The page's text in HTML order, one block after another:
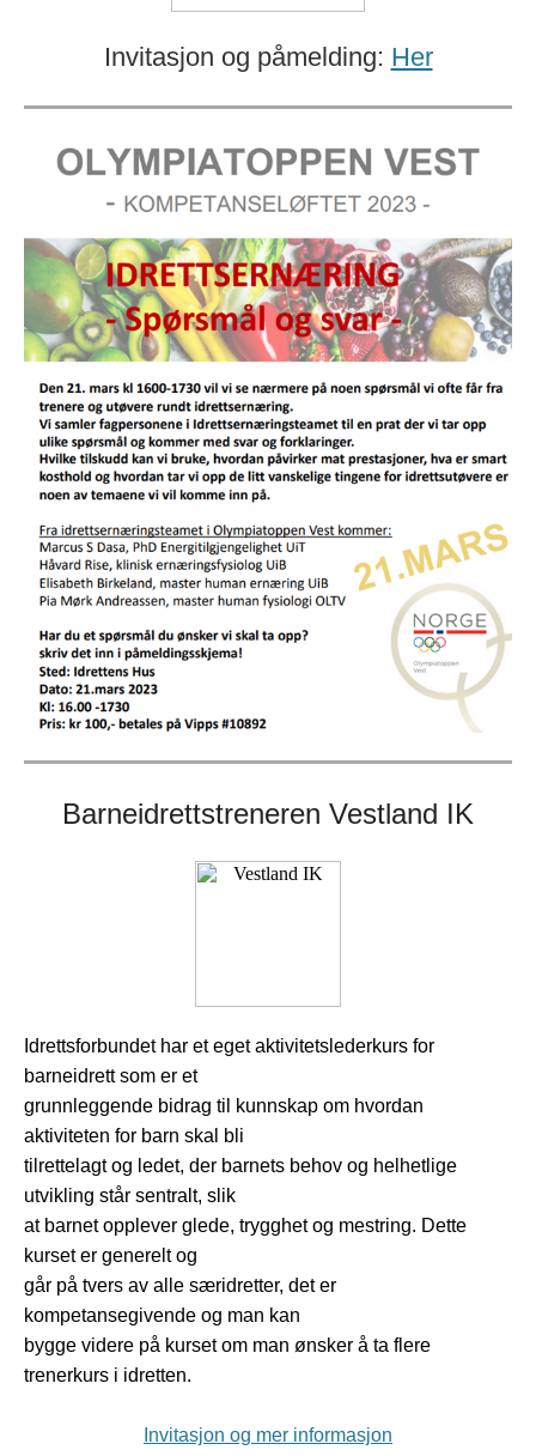
Invitasjon og påmelding: Her
Barneidrettstreneren Vestland IK
Idrettsforbundet har et eget aktivitetslederkurs for
barneidrett som er et
grunnleggende bidrag til kunnskap om hvordan
aktiviteten for barn skal bli
tilrettelagt og ledet, der barnets behov og helhetlige
utvikling står sentralt, slik
at barnet opplever glede, trygghet og mestring. Dette
kurset er generelt og
går på tvers av alle særidretter, det er
kompetansegivende og man kan
bygge videre på kurset om man ønsker å ta flere
trenerkurs i idretten.
Invitasjon og mer informasjon